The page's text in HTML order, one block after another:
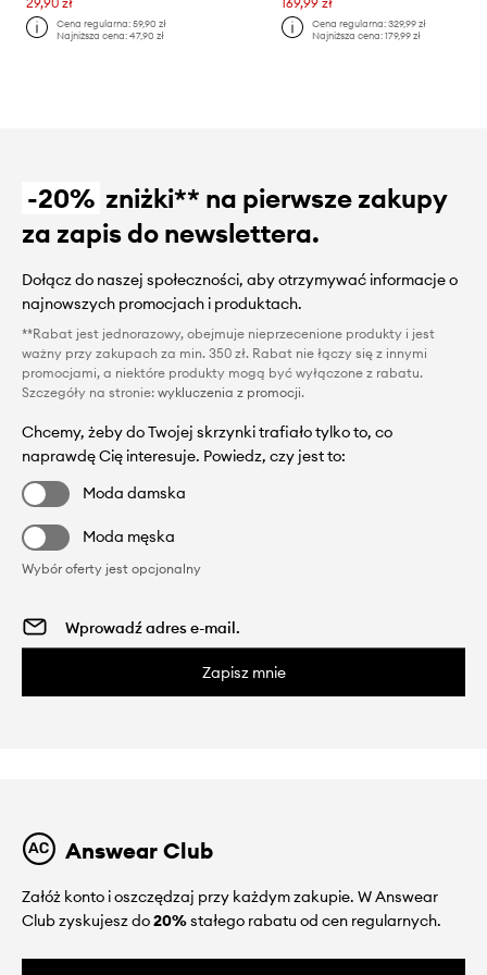
Cena regularna:59,90 zł
Najniższa cena:47,90 zł
Cena regularna: 329,99 zł
Najniższa cena: 179,99 zł
-20% zniżki** na pierwsze zakupy
za zapis do newslettera.
Dołącz do naszej społeczności, aby otrzymywać informacje o
najnowszych promocjach i produktach.
**Rabat jest jednorazowy, obejmuje nieprzecenione produkty i jest
ważny przy zakupach za min. 350 zł. Rabat nie łączy się z innymi
promocjami, a niektóre produkty mogą być wyłączone z rabatu.
Szczegóły na stronie: wykluczenia z promocji.
Chcemy, żeby do Twojej skrzynki trafiało tylko to, co
naprawdę Cię interesuje. Powiedz, czy jest to:
Moda damska
Moda męska
Wybór oferty jest opcjonalny
Zapisz mnie
Answear Club
Załóż konto i oszczędzaj przy każdym zakupie. W Answear
Club zyskujesz do20%stałego rabatu od cen regularnych.